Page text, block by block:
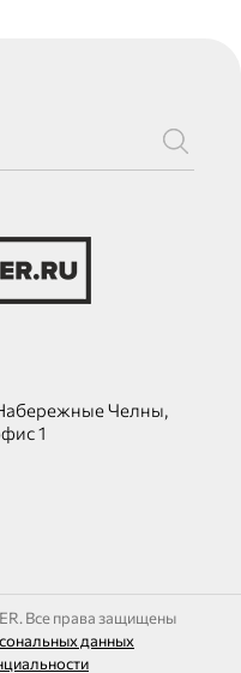
Челны,
1
Все права защищены
данных